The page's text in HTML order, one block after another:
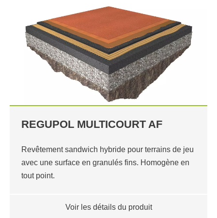
REGUPOL MULTICOURT AF
Revêtement sandwich hybride pour terrains de jeu
avec une surface en granulés fins. Homogène en
tout point.
Voir les détails du produit